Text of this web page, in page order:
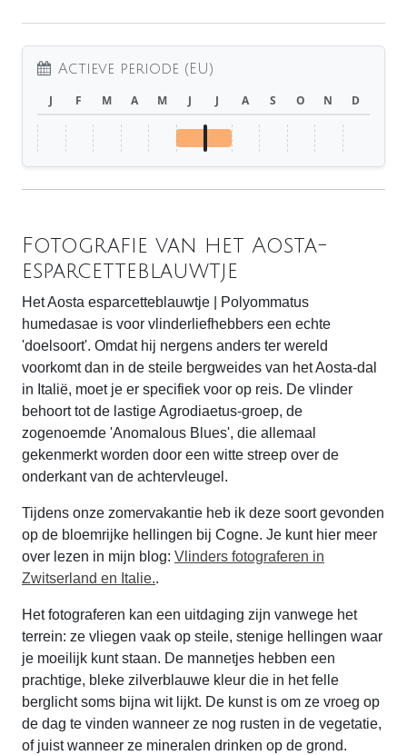
Actieve periode (EU)
J F M A M J J A S O N D
Fotografie van het Aosta-
esparcetteblauwtje
Het Aosta esparcetteblauwtje | Polyommatus
humedasae is voor vlinderliefhebbers een echte
'doelsoort'. Omdat hij nergens anders ter wereld
voorkomt dan in de steile bergweides van het Aosta-dal
in Italië, moet je er specifiek voor op reis. De vlinder
behoort tot de lastige Agrodiaetus-groep, de
zogenoemde 'Anomalous Blues', die allemaal
gekenmerkt worden door een witte streep over de
onderkant van de achtervleugel.
Tijdens onze zomervakantie heb ik deze soort gevonden
op de bloemrijke hellingen bij Cogne. Je kunt hier meer
over lezen in mijn blog: Vlinders fotograferen in
Zwitserland en Italie..
Het fotograferen kan een uitdaging zijn vanwege het
terrein: ze vliegen vaak op steile, stenige hellingen waar
je moeilijk kunt staan. De mannetjes hebben een
prachtige, bleke zilverblauwe kleur die in het felle
berglicht soms bijna wit lijkt. De kunst is om ze vroeg op
de dag te vinden wanneer ze nog rusten in de vegetatie,
of juist wanneer ze mineralen drinken op de grond.